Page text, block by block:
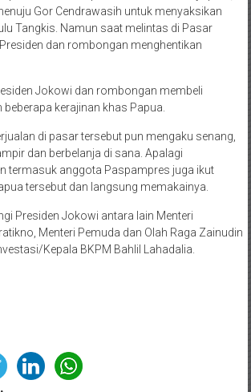
Gor Cendrawasih untuk menyaksikan
Tangkis. Namun saat melintas di Pasar
dan rombongan menghentikan
Jokowi dan rombongan membeli
kerajinan khas Papua.
di pasar tersebut pun mengaku senang,
dan berbelanja di sana. Apalagi
termasuk anggota Paspampres juga ikut
tersebut dan langsung memakainya.
Presiden Jokowi antara lain Menteri
Menteri Pemuda dan Olah Raga Zainudin
Kepala BKPM Bahlil Lahadalia.